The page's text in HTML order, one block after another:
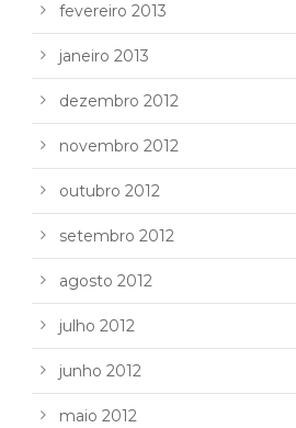
fevereiro 2013
janeiro 2013
dezembro 2012
novembro 2012
outubro 2012
setembro 2012
agosto 2012
julho 2012
junho 2012
maio 2012